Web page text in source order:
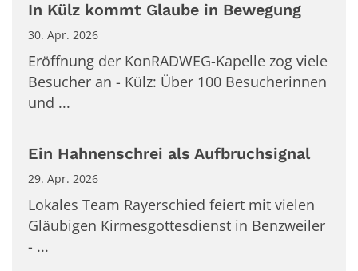
In Külz kommt Glaube in Bewegung
30. Apr. 2026
Eröffnung der KonRADWEG-Kapelle zog viele
Besucher an - Külz: Über 100 Besucherinnen
und ...
Ein Hahnenschrei als Aufbruchsignal
29. Apr. 2026
Lokales Team Rayerschied feiert mit vielen
Gläubigen Kirmesgottesdienst in Benzweiler
- ...